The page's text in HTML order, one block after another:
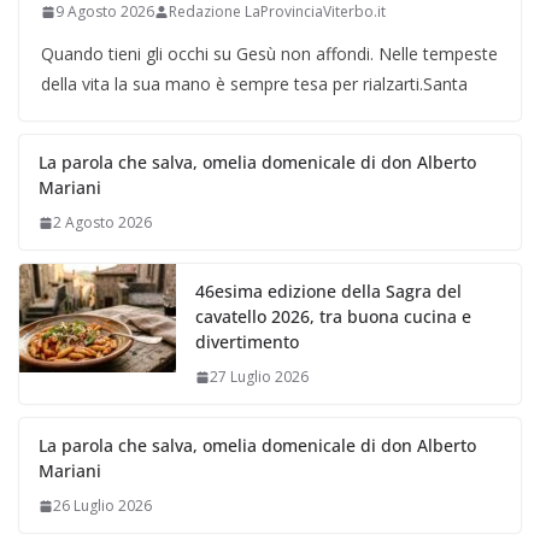
9 Agosto 2026 Redazione LaProvinciaViterbo.it
Quando tieni gli occhi su Gesù non affondi. Nelle tempeste
della vita la sua mano è sempre tesa per rialzarti.Santa
La parola che salva, omelia domenicale di don Alberto
Mariani
2 Agosto 2026
46esima edizione della Sagra del
cavatello 2026, tra buona cucina e
divertimento
27 Luglio 2026
La parola che salva, omelia domenicale di don Alberto
Mariani
26 Luglio 2026